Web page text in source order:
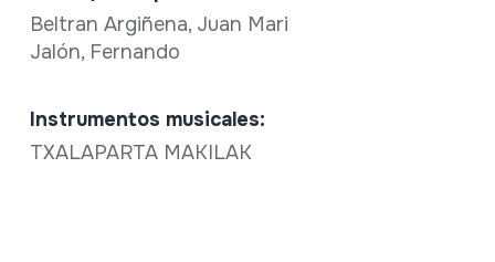
Beltran Argiñena, Juan Mari
Jalón, Fernando
Instrumentos musicales:
TXALAPARTA MAKILAK